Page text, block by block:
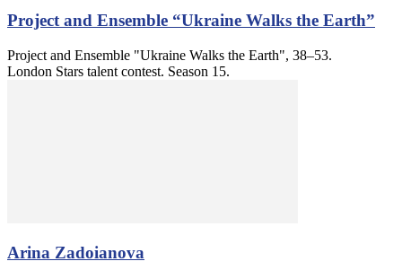
Project and Ensemble “Ukraine Walks the Earth”
Project and Ensemble "Ukraine Walks the Earth", 38–53.
London Stars talent contest. Season 15.
Arina Zadoianova